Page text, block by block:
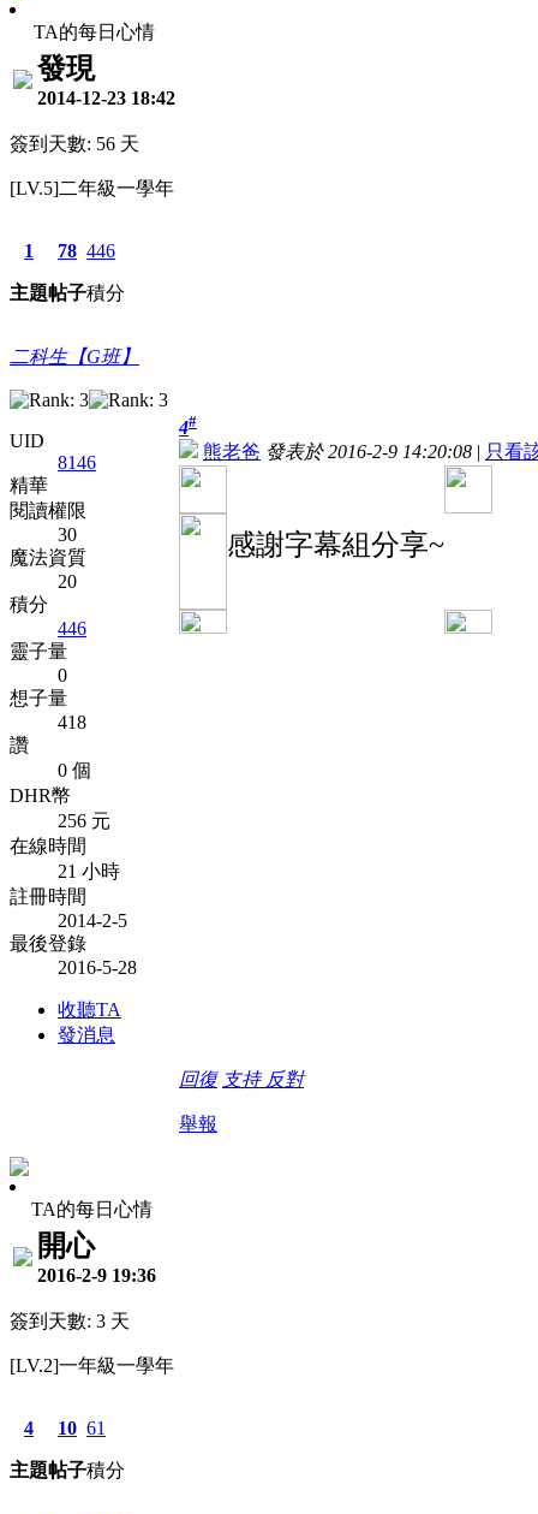
TA的每日心情
發現
2014-12-23 18:42
簽到天數: 56 天
[LV.5]二年級一學年
1
主題
78
帖子
446
積分
二科生【G班】
UID
8146
精華
閱讀權限
30
魔法資質
20
積分
446
靈子量
0
想子量
418
讚
0 個
DHR幣
256 元
在線時間
21 小時
註冊時間
2014-2-5
最後登錄
2016-5-28
收聽TA
發消息
4#
熊老爸 發表於 2016-2-9 14:20:08 | 只看
感謝字幕組分享~
回復 支持 反對
舉報
TA的每日心情
開心
2016-2-9 19:36
簽到天數: 3 天
[LV.2]一年級一學年
4
主題
10
帖子
61
積分